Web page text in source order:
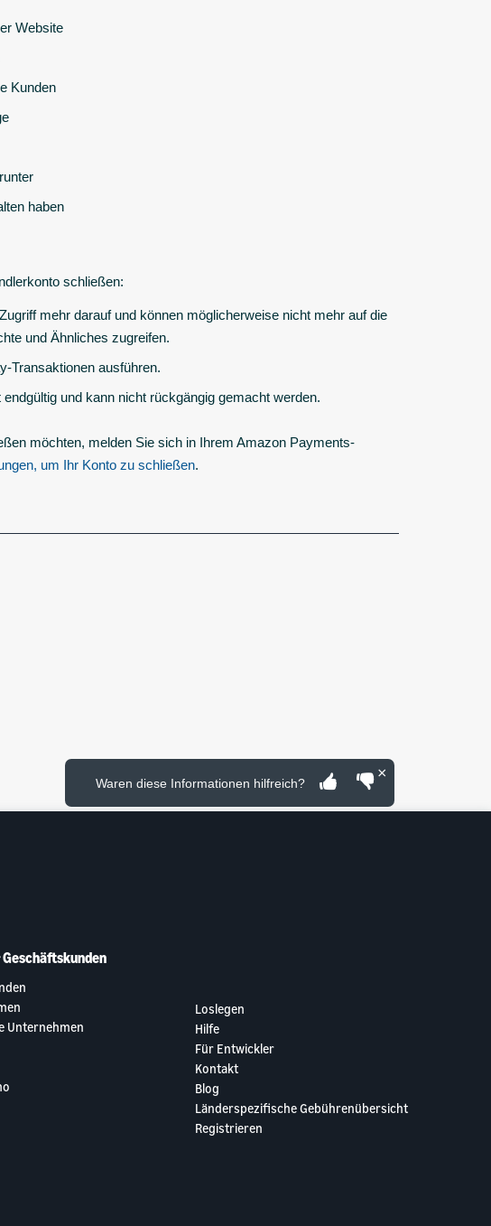
Website
Kunden
haben
schließen:
mehr darauf und können möglicherweise nicht mehr auf die
und Ähnliches zugreifen.
Transaktionen ausführen.
und kann nicht rückgängig gemacht werden.
möchten, melden Sie sich in Ihrem Amazon Payments-
um Ihr Konto zu schließen.
×
Waren diese Informationen hilfreich?
Unternehmen
Loslegen
Hilfe
Für Entwickler
Kontakt
Blog
Länderspezifische Gebührenübersicht
Registrieren